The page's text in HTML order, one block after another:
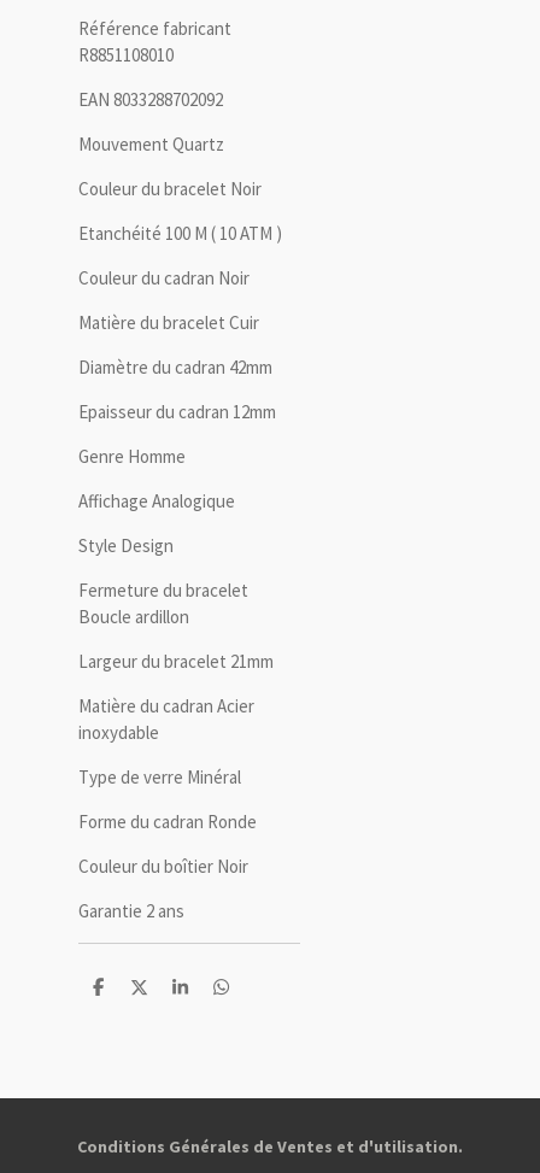
Référence fabricant
R8851108010
EAN 8033288702092
Mouvement Quartz
Couleur du bracelet Noir
Etanchéité 100 M ( 10 ATM )
Couleur du cadran Noir
Matière du bracelet Cuir
Diamètre du cadran 42mm
Epaisseur du cadran 12mm
Genre Homme
Affichage Analogique
Style Design
Fermeture du bracelet
Boucle ardillon
Largeur du bracelet 21mm
Matière du cadran Acier
inoxydable
Type de verre Minéral
Forme du cadran Ronde
Couleur du boîtier Noir
Garantie 2 ans
P
e
P
e
P
e
P
e
Conditions Générales de Ventes et d'utilisation.